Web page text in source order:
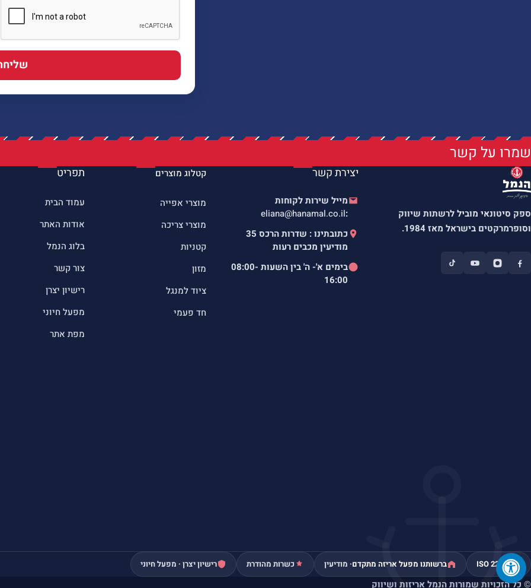
שמרו על קשר
ספק סיטונאי מוביל לרשתות שיווק
וסופרמרקטים בישראל מאז 1984.
יצירת קשר
מייל שירות לקוחות
:
eliana@hanamal.co.il
כתובתינו : שדרות הרכס 35
מודיעין מכבים רעות
בימים א'- ה' בין השעות 08:00-
16:00
קטלוג מוצרים
מוצרי אפייה
מוצרי צריכה
קטניות
מזון
ציוד למנגל
חד פעמי
תפריט
עמוד הבית
אודות האתר
בלוג הנמל
צור קשר
רישיון יצרן
מפעל חיוני
מפת אתר
ISO 22000 ברשותנו מפעל אריזה מתקדם· מודיעין כשרות מהודרת רישיון יצרן · מפעל חיוני
© כל הזכויות שמורות הנמל אריזות ושיווק